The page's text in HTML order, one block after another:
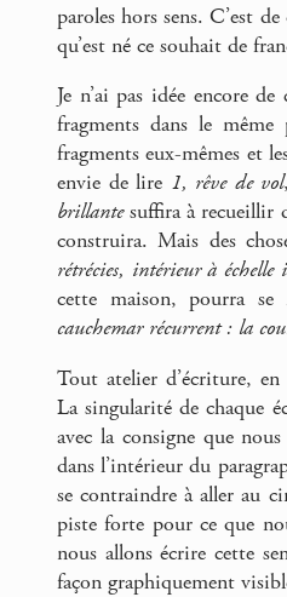
paroles hors sens. C’est
qu’est né ce souhait de
Je n’ai pas idée encore
fragments dans le même
fragments eux-mêmes et
envie de lire 1, rêve de vol
brillantesuffira à recueillir
construira. Mais des
rétrécies, intérieur à
cette maison, pourra
cauchemar récurrent : la
Tout atelier d’écriture,
La singularité de chaque
avec la consigne que
dans l’intérieur du
se contraindre à aller au
piste forte pour ce que
nous allons écrire cette
façon graphiquement